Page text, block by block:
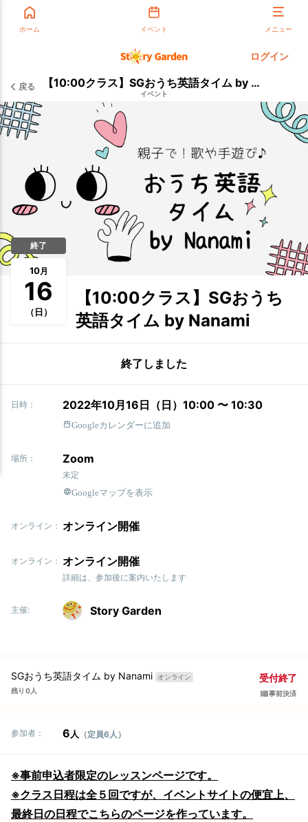
ホーム イベント メニュー
ログイン
戻る 【10:00クラス】SGおうち英語タイム by Nanami
イベント
終了
10月
16
（日）
【10:00クラス】SGおうち
英語タイム by Nanami
終了しました
日時： 2022年10月16日（日）10:00 〜 10:30
Googleカレンダーに追加
場所： Zoom
未定
Googleマップを表示
オンライン： オンライン開催
オンライン： オンライン開催
詳細は、参加後に案内いたします
主催: Story Garden
SGおうち英語タイム by Nanami
オンライン
残り 0人
受付終了
事前決済
参加者： 6 人 （定員6人）
※事前申込者限定のレッスンページです。
※クラス日程は全５回ですが、イベントサイトの便宜上、
最終日の日程でこちらのページを作っています。